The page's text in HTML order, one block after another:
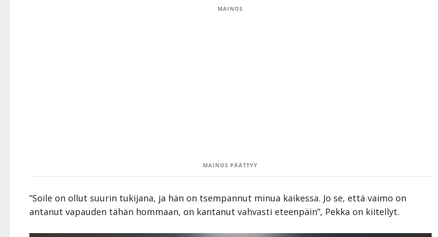
MAINOS
MAINOS PÄÄTTYY
”Soile on ollut suurin tukijana, ja hän on tsempannut minua kaikessa. Jo se, että vaimo on
antanut vapauden tähän hommaan, on kantanut vahvasti eteenpäin”, Pekka on kiitellyt.